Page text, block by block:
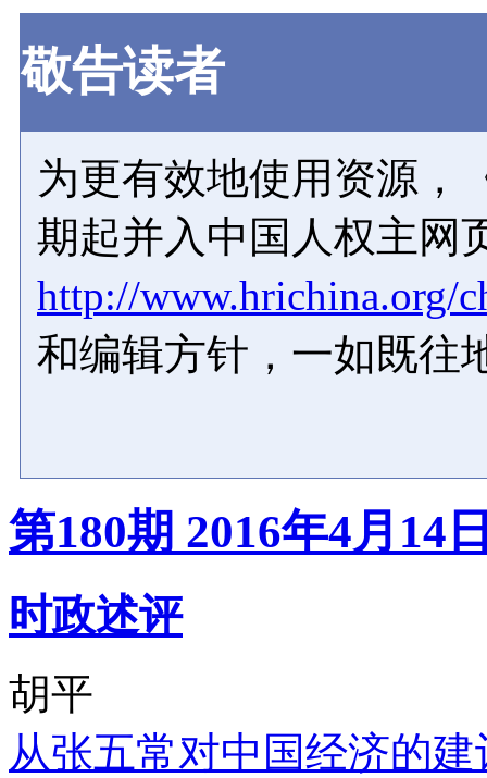
敬告读者
为更有效地使用资源，
期起并入中国人权主网
http://www.hrichina.org/
和编辑方针，一如既往
第180期 2016年4月14
时政述评
胡平
从张五常对中国经济的